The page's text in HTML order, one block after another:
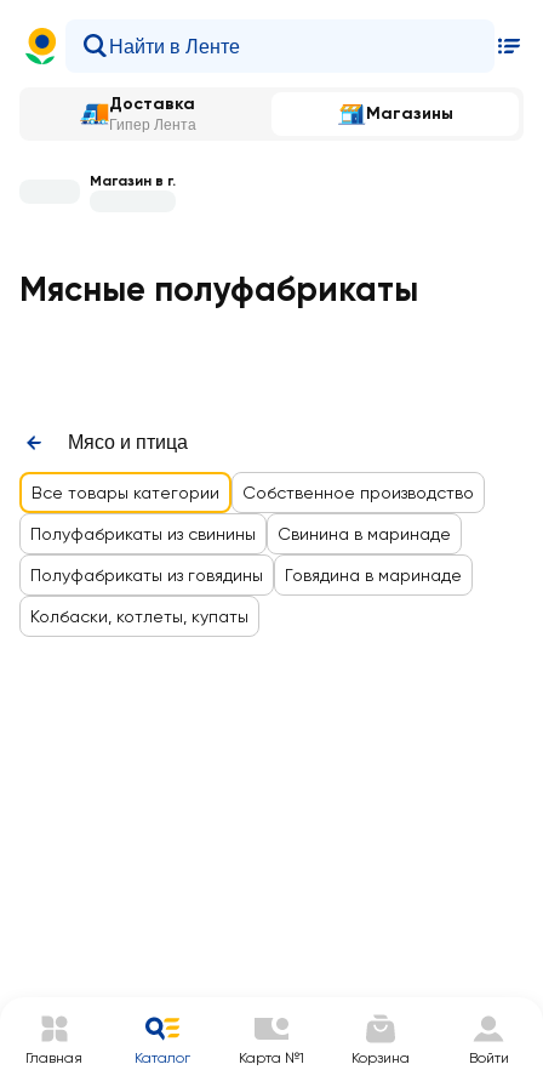
Доставка
Гипер Лента
Магазины
Магазин в г.
Мясные полуфабрикаты
Мясо и птица
Все товары категории Cобственное производство
Полуфабрикаты из свинины Свинина в маринаде
Полуфабрикаты из говядины Говядина в маринаде
Колбаски, котлеты, купаты
Главная Каталог Карта №1 Корзина Войти